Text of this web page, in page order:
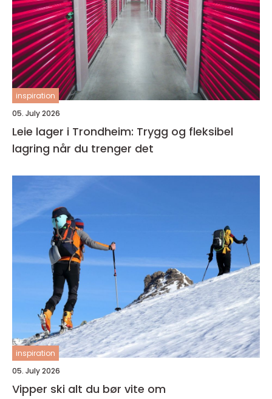
inspiration
05. July 2026
Leie lager i Trondheim: Trygg og fleksibel
lagring når du trenger det
inspiration
05. July 2026
Vipper ski alt du bør vite om